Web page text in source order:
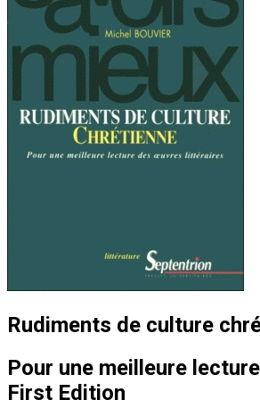
Rudiments de culture
Pour une meilleure
First Edition